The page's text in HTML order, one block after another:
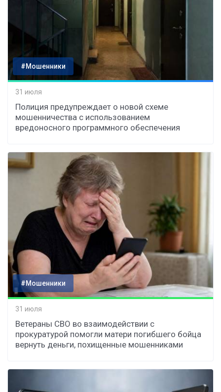
#Мошенники
31 июля
Полиция предупреждает о новой схеме
мошенничества с использованием
вредоносного программного обеспечения
#Мошенники
31 июля
Ветераны СВО во взаимодействии с
прокуратурой помогли матери погибшего бойца
вернуть деньги, похищенные мошенниками